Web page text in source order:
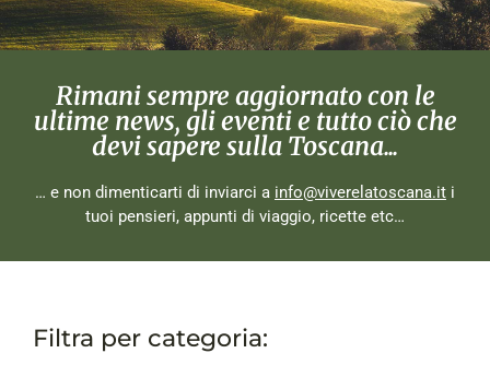
Rimani sempre aggiornato con le
ultime news, gli eventi e tutto ciò che
devi sapere sulla Toscana...
… e non dimenticarti di inviarci a info@viverelatoscana.it i
tuoi pensieri, appunti di viaggio, ricette etc…
Filtra per categoria: